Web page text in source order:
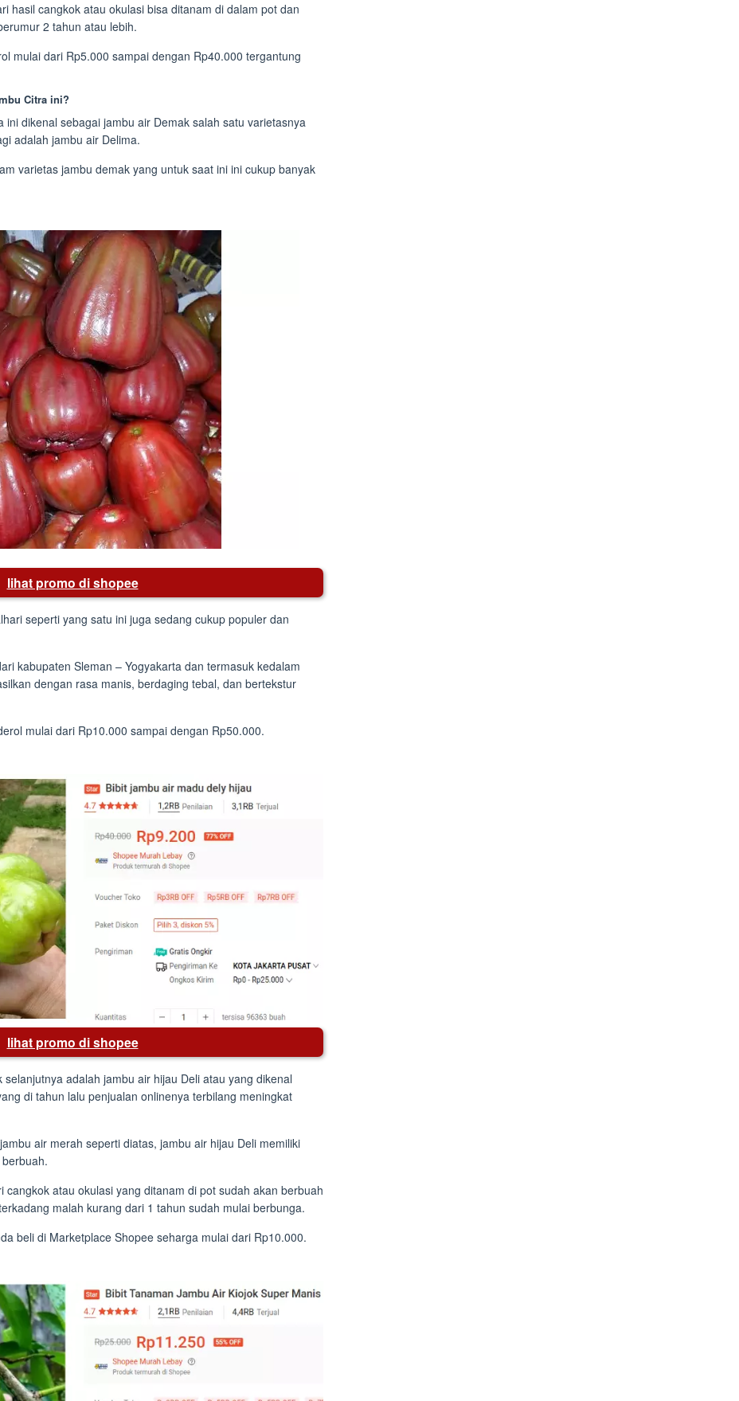
hasil cangkok atau okulasi bisa ditanam di dalam pot dan
2 tahun atau lebih.
mulai dari Rp5.000 sampai dengan Rp40.000 tergantung
Citra ini?
dikenal sebagai jambu air Demak salah satu varietasnya
adalah jambu air Delima.
varietas jambu demak yang untuk saat ini ini cukup banyak
lihat promo di shopee
seperti yang satu ini juga sedang cukup populer dan
kabupaten Sleman – Yogyakarta dan termasuk kedalam
dengan rasa manis, berdaging tebal, dan bertekstur
mulai dari Rp10.000 sampai dengan Rp50.000.
lihat promo di shopee
adalah jambu air hijau Deli atau yang dikenal
di tahun lalu penjualan onlinenya terbilang meningkat
air merah seperti diatas, jambu air hijau Deli memiliki
cangkok atau okulasi yang ditanam di pot sudah akan berbuah
malah kurang dari 1 tahun sudah mulai berbunga.
beli di Marketplace Shopee seharga mulai dari Rp10.000.